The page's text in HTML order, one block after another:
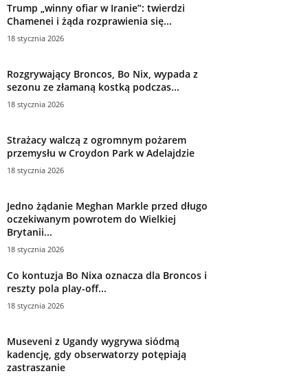
Trump „winny ofiar w Iranie”: twierdzi
Chamenei i żąda rozprawienia się...
18 stycznia 2026
Rozgrywający Broncos, Bo Nix, wypada z
sezonu ze złamaną kostką podczas...
18 stycznia 2026
Strażacy walczą z ogromnym pożarem
przemysłu w Croydon Park w Adelajdzie
18 stycznia 2026
Jedno żądanie Meghan Markle przed długo
oczekiwanym powrotem do Wielkiej
Brytanii...
18 stycznia 2026
Co kontuzja Bo Nixa oznacza dla Broncos i
reszty pola play-off...
18 stycznia 2026
Museveni z Ugandy wygrywa siódmą
kadencję, gdy obserwatorzy potępiają
zastraszanie